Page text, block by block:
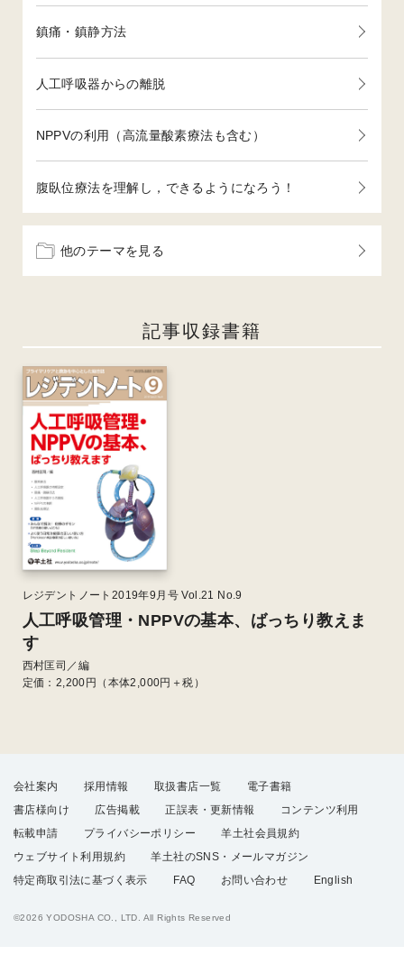
鎮痛・鎮静方法
人工呼吸器からの離脱
NPPVの利用（高流量酸素療法も含む）
腹臥位療法を理解し，できるようになろう！
他のテーマを見る
記事収録書籍
レジデントノート2019年9月号 Vol.21 No.9
人工呼吸管理・NPPVの基本、ばっちり教えま
す
西村匡司／編
定価： 2,200 円（本体2,000円＋税）
会社案内 採用情報 取扱書店一覧
電子書籍
書店様向け
広告掲載 正誤表・更新情報
コンテンツ利用
転載申請
プライバシーポリシー
羊土社会員規約
ウェブサイト利用規約
羊土社のSNS・メールマガジン
特定商取引法に基づく表示
FAQ お問い合わせ English
©2026 YODOSHA CO., LTD. All Rights Reserved